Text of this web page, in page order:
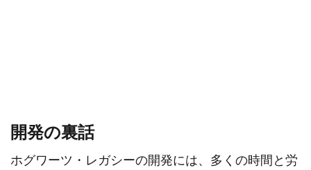
開発の裏話
ホグワーツ・レガシーの開発には、多くの時間と労